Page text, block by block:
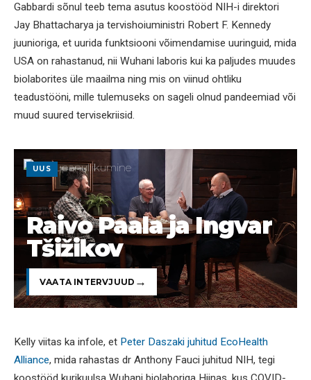
Gabbardi sõnul teeb tema asutus koostööd NIH-i direktori
Jay Bhattacharya ja tervishoiuministri Robert F. Kennedy
juunioriga, et uurida funktsiooni võimendamise uuringuid, mida
USA on rahastanud, nii Wuhani laboris kui ka paljudes muudes
biolaborites üle maailma ning mis on viinud ohtliku
teadustööni, mille tulemuseks on sageli olnud pandeemiad või
muud suured tervisekriisid.
UUS
Raivo Paala ja Ingvar
Tšižikov
VAATA INTERVJUUD
Kelly viitas ka infole, et Peter Daszaki juhitud EcoHealth
Alliance, mida rahastas dr Anthony Fauci juhitud NIH, tegi